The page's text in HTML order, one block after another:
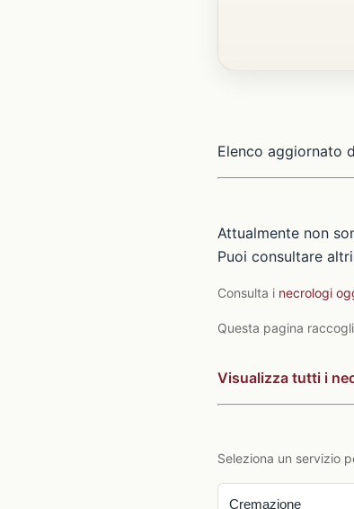
Elenco aggiornato
Attualmente non
Puoi consultare
Consulta i necrologi
Questa pagina
Visualizza tutti i
Seleziona un servizio